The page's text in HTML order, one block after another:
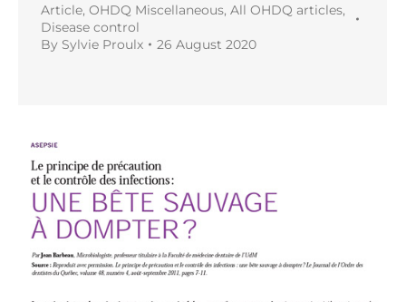
Article, OHDQ Miscellaneous, All OHDQ articles,
Disease control
By Sylvie Proulx 26 August 2020